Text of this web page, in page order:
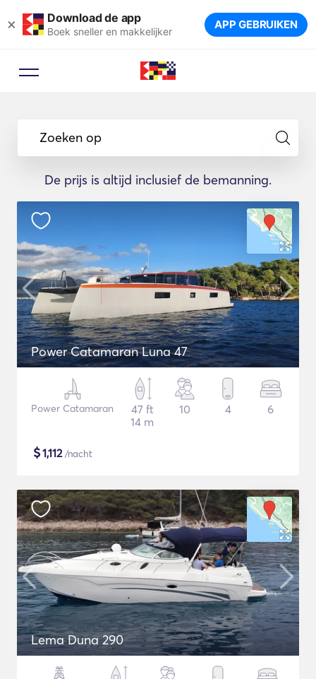
× Download de app
Boek sneller en makkelijker APP GEBRUIKEN
Zoeken op
De prijs is altijd inclusief de bemanning.
Power Catamaran Luna 47
Power Catamaran
47 ft
14 m
10 4 6
$1,112/nacht
Lema Duna 290